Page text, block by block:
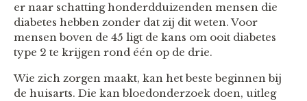
er naar schatting honderdduizenden mensen die
diabetes hebben zonder dat zij dit weten. Voor
mensen boven de 45 ligt de kans om ooit diabetes
type 2 te krijgen rond één op de drie.
Wie zich zorgen maakt, kan het beste beginnen bij
de huisarts. Die kan bloedonderzoek doen, uitleg